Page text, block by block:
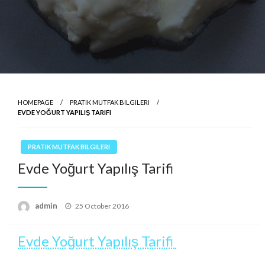
HOMEPAGE
PRATIK MUTFAK BILGILERI
EVDE YOĞURT YAPILIŞ TARIFI
PRATIK MUTFAK BILGILERI
Evde Yoğurt Yapılış Tarifi
admin
Posted
25 October 2016
Evde Yoğurt Yapılış Tarifi